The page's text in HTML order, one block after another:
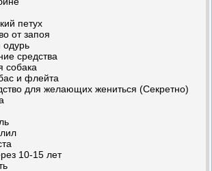
петух
от запоя
средства
собака
и флейта
для желающих жениться (Секретно)
10-15 лет